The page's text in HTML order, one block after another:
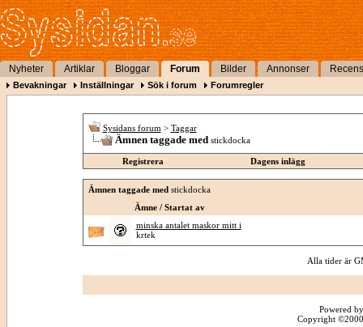
Nyheter Artiklar Bloggar Forum Bilder Annonser
Bevakningar Inställningar Sök i forum Forumregler
Sysidans forum > Taggar
Ämnen taggade med stickdocka
Registrera Dagens inlägg
Ämnen taggade med stickdocka
Ämne / Startat av
minska antalet maskor mitt i
krtek
Alla tider är
Powered
Copyright